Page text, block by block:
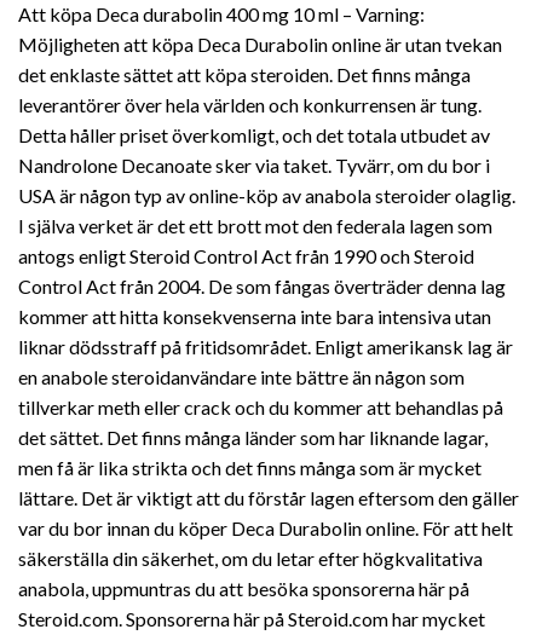
Att köpa Deca durabolin 400 mg 10 ml – Varning:
Möjligheten att köpa Deca Durabolin online är utan tvekan
det enklaste sättet att köpa steroiden. Det finns många
leverantörer över hela världen och konkurrensen är tung.
Detta håller priset överkomligt, och det totala utbudet av
Nandrolone Decanoate sker via taket. Tyvärr, om du bor i
USA är någon typ av online-köp av anabola steroider olaglig.
I själva verket är det ett brott mot den federala lagen som
antogs enligt Steroid Control Act från 1990 och Steroid
Control Act från 2004. De som fångas överträder denna lag
kommer att hitta konsekvenserna inte bara intensiva utan
liknar dödsstraff på fritidsområdet. Enligt amerikansk lag är
en anabole steroidanvändare inte bättre än någon som
tillverkar meth eller crack och du kommer att behandlas på
det sättet. Det finns många länder som har liknande lagar,
men få är lika strikta och det finns många som är mycket
lättare. Det är viktigt att du förstår lagen eftersom den gäller
var du bor innan du köper Deca Durabolin online. För att helt
säkerställa din säkerhet, om du letar efter högkvalitativa
anabola, uppmuntras du att besöka sponsorerna här på
Steroid.com. Sponsorerna här på Steroid.com har mycket